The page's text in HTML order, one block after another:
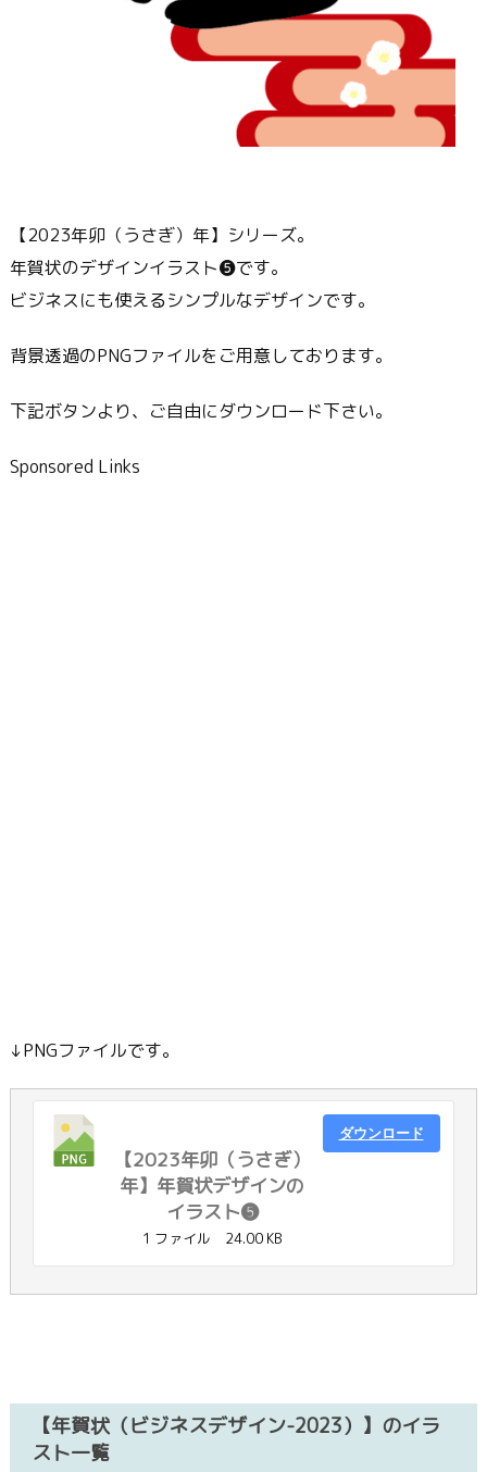
【2023年卯（うさぎ）年】シリーズ。
年賀状のデザインイラスト❺です。
ビジネスにも使えるシンプルなデザインです。
背景透過のPNGファイルをご用意しております。
下記ボタンより、ご自由にダウンロード下さい。
Sponsored Links
↓PNGファイルです。
【2023年卯（うさぎ）
年】年賀状デザインの
イラスト❺
1 ファイル 24.00 KB
ダウンロード
【年賀状（ビジネスデザイン-2023）】のイラ
スト一覧